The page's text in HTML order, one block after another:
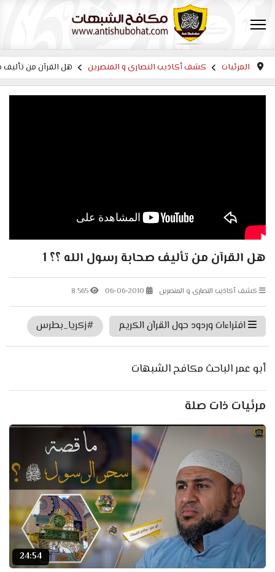
المرئيات كشف أكاذيب النصارى و المنصرين هل القرآن من تأليف
هل القرآن من تأليف صحابة رسول الله ؟؟ 1
كشف أكاذيب النصارى و المنصرين 06-06-2010
8.565
افتراءات وردود حول القرآن الكريم #زكريا_بطرس
أبو عمر الباحث مكافح الشبهات
مرئيات ذات صلة
24:54